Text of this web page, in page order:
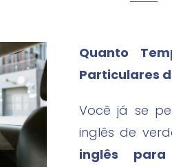
Quanto
Particulares
Você já se
inglês de
inglês